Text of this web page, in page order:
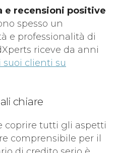
e recensioni positive
spesso un
e professionalità di
riceve da anni
suoi clienti su
chiare
coprire tutti gli aspetti
comprensibile per il